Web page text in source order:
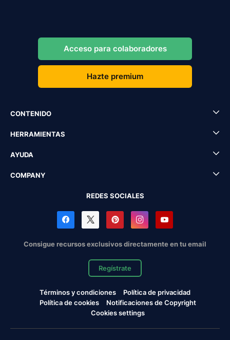
Acceso para colaboradores
Hazte premium
CONTENIDO
HERRAMIENTAS
AYUDA
COMPANY
REDES SOCIALES
Consigue recursos exclusivos directamente en tu email
Regístrate
Términos y condiciones
Política de privacidad
Política de cookies
Notificaciones de Copyright
Cookies settings